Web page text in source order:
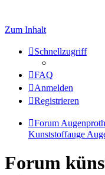
Zum Inhalt
Schnellzugriff
FAQ
Anmelden
Registrieren
Forum
Kunststoffauge
Forum